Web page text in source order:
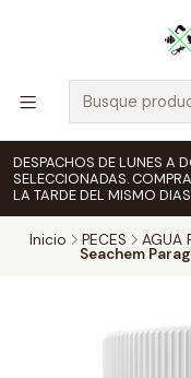
DESPACHOS DE LUNES A
SELECCIONADAS.
LA TARDE DEL MISMO DIAS
Inicio PECES AGUA
Seachem